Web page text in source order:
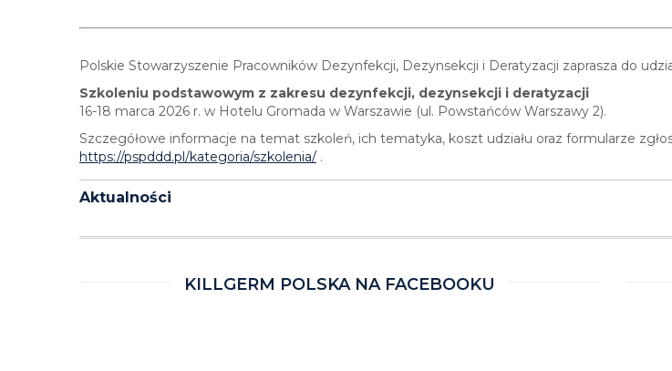
Polskie Stowarzyszenie Pracowników Dezynfekcji, Dezynsekcji i Deratyzacji zaprasza do
Szkoleniu podstawowym z zakresu dezynfekcji, dezynsekcji i deratyzacji
16-18 marca 2026 r. w Hotelu Gromada w Warszawie (ul. Powstańców Warszawy 2).
Szczegółowe informacje na temat szkoleń, ich tematyka, koszt udziału oraz formularze
https://pspddd.pl/kategoria/szkolenia/ .
Aktualności
KILLGERM POLSKA NA FACEBOOKU